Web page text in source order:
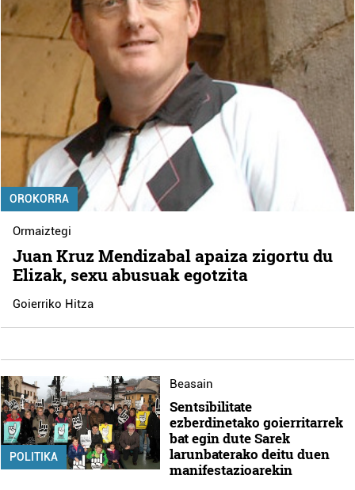
OROKORRA
Ormaiztegi
Juan Kruz Mendizabal apaiza zigortu du
Elizak, sexu abusuak egotzita
Goierriko Hitza
POLITIKA
Beasain
Sentsibilitate
ezberdinetako goierritarrek
bat egin dute Sarek
larunbaterako deitu duen
manifestazioarekin